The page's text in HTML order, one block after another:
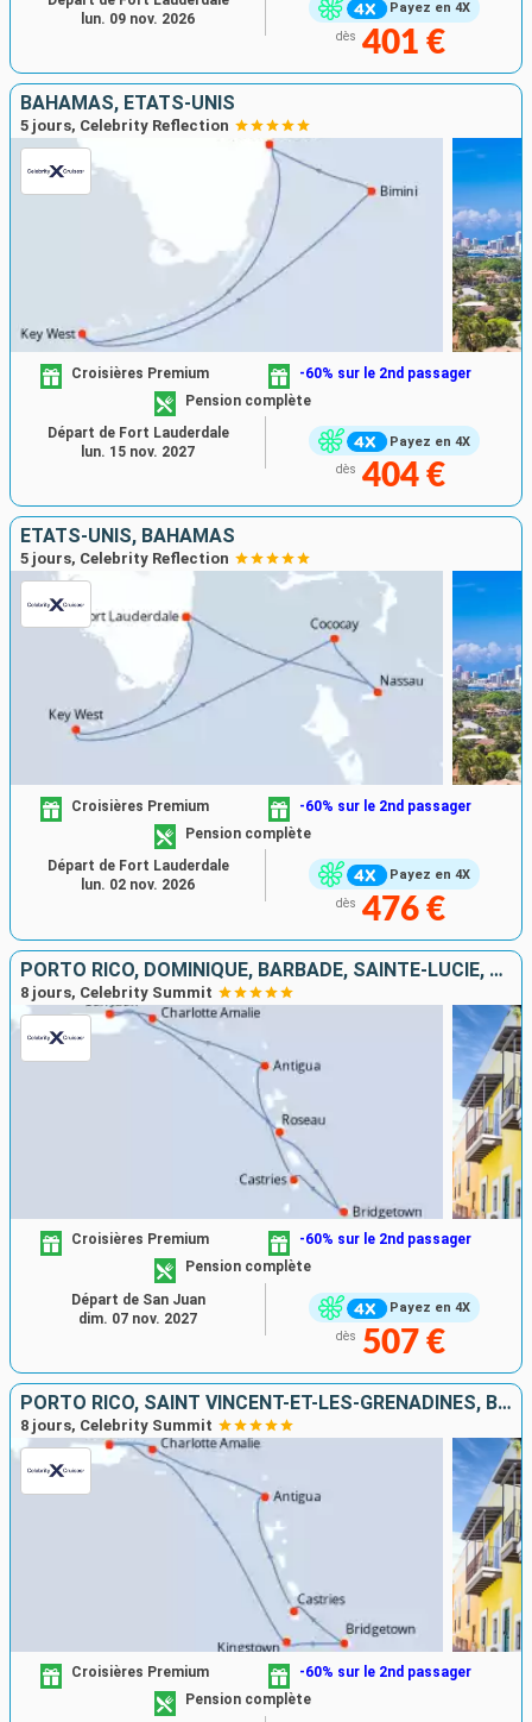
Payez en 4X
dès 401 €
lun. 09 nov. 2026
BAHAMAS, ÉTATS-UNIS
5 jours, Celebrity Reflection
Payez en 4X
Croisières Premium
-60% sur le 2nd passager
Pension complète
dès 404 €
Départ de Fort Lauderdale
lun. 15 nov. 2027
ÉTATS-UNIS, BAHAMAS
5 jours, Celebrity Reflection
Payez en 4X
Croisières Premium
-60% sur le 2nd passager
Pension complète
dès 476 €
Départ de Fort Lauderdale
lun. 02 nov. 2026
PORTO RICO, DOMINIQUE, BARBADE, SAINTE-LUCIE, ANTIGUA-ET-BARBUDA, ÉTATS-UNIS
8 jours, Celebrity Summit
Payez en 4X
Croisières Premium
-60% sur le 2nd passager
Pension complète
dès 507 €
Départ de San Juan
dim. 07 nov. 2027
PORTO RICO, SAINT VINCENT-ET-LES-GRENADINES, BARBADE, SAINTE-LUCIE, ANTIGUA-ET-BARBUDA, ÉTATS-UNIS
8 jours, Celebrity Summit
Croisières Premium
-60% sur le 2nd passager
Pension complète